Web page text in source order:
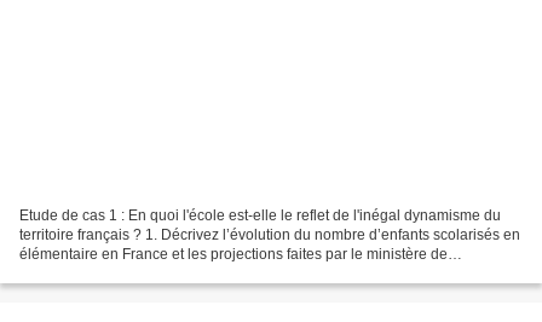
Etude de cas 1 : En quoi l'école est-elle le reflet de l'inégal dynamisme du
territoire français ? 1. Décrivez l’évolution du nombre d’enfants scolarisés en
élémentaire en France et les projections faites par le ministère de